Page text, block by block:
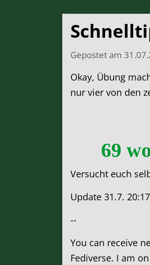
Gepostet am
Okay, Übung
nur vier von den
69
Versucht euch
Update 31.7.
--
You can receive
Fediverse. I am on